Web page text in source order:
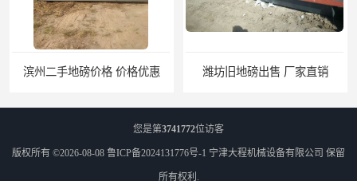
潍坊旧地磅出售 厂家直销
您是第3741772位访客
版权所有 ©2026-08-08 鲁ICP备2024131776号-1 宁津大程机械设备有限公司 保留
所有权利.